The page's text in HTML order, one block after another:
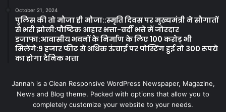
October 21, 2024
पुलिस की तो मौजा ही मौजा::स्मृति दिवस पर मुख्यमंत्री ने सौगातों
से भरी झोली:पौष्टिक आहार भत्ता-वर्दी भत्ते में जोरदार
इजाफा:आवासीय भवनों के निर्माण के लिए 100 करोड़ भी
मिलेंगे:9 हजार फीट से अधिक ऊंचाई पर पोस्टिंग हुई तो 300 रूपये
का होगा दैनिक भत्ता
Jannah is a Clean Responsive WordPress Newspaper, Magazine,
News and Blog theme. Packed with options that allow you to
completely customize your website to your needs.